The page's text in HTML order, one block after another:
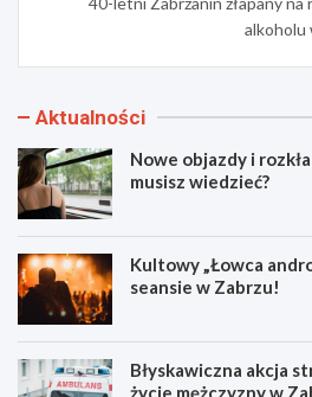
alkoholu
Aktualności
Nowe objazdy i
musisz wiedzieć?
Kultowy „Łowca
seansie w Zabrzu!
Błyskawiczna akcja
życie mężczyzny w